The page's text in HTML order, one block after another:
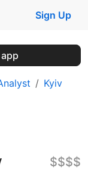
Sign Up
Kyiv
$$$$